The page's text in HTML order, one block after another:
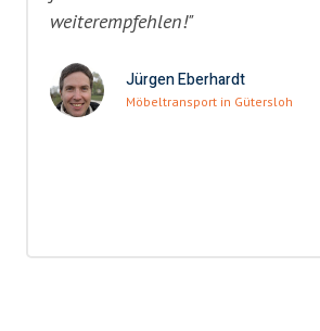
weiterempfehlen!"
Jürgen Eberhardt
Möbeltransport in Gütersloh